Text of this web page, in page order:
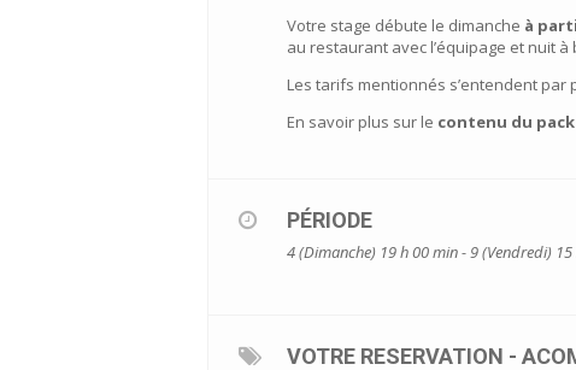
Votre stage débute le dimanche à
au restaurant avec l’équipage et nuit à
Les tarifs mentionnés s’entendent par
En savoir plus sur le contenu du pack
PÉRIODE
4 (Dimanche) 19 h 00 min - 9 (Vendredi)
VOTRE RESERVATION -